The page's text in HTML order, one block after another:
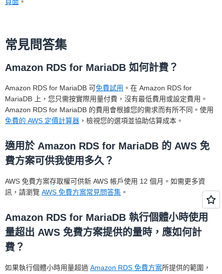
當您購買預留執行個體時，將按照您選擇的
收費，無論該執行個體是否在執行中。有效
它採用預留執行個體在整個合約有效期間的
總成本 (包括任何預付款)，並將該成本分散
到該預留執行個體合約有效期間的每個小
時。
多可用區部署
常見問答集
Amazon RDS for MariaDB 如何計費？
Amazon RDS for MariaDB 可免費試用 。在 Amazon RDS for
MariaDB 上，您只需按實際用量付費，沒有最低費用或設定費用。
Amazon RDS for MariaDB 的費用會根據您的需求而有所不同。使用
免費的 AWS 定價計算器 ，檢視您的選項並協助估算成本。
適用於 Amazon RDS for MariaDB 的 AWS 免
費方案可供我使用多久？
AWS 免費方案存取權可供新 AWS 帳戶使用 12 個月。如需更多資
訊，請瀏覽 AWS 免費方案常見問答集 。
Amazon RDS for MariaDB 執行個體小時使用
量超出 AWS 免費方案提供的量時，應如何計
費？
如果執行個體小時用量超過 Amazon RDS 免費方案所提供的範圍，